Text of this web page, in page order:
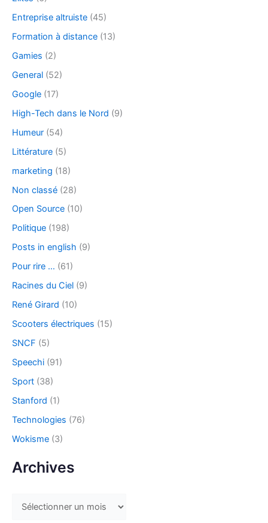
Entreprise altruiste (45)
Formation à distance (13)
Gamies (2)
General (52)
Google (17)
High-Tech dans le Nord (9)
Humeur (54)
Littérature (5)
marketing (18)
Non classé (28)
Open Source (10)
Politique (198)
Posts in english (9)
Pour rire … (61)
Racines du Ciel (9)
René Girard (10)
Scooters électriques (15)
SNCF (5)
Speechi (91)
Sport (38)
Stanford (1)
Technologies (76)
Wokisme (3)
Archives